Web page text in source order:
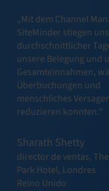
„Mit dem Channel
SiteMinder stiegen
durchschnittlicher
unsere Belegung und
Gesamteinnahmen,
Überbuchungen und
menschliches
reduzieren konnten.“
Sharath Shetty
director de ventas,
Park Hotel, Londres
Reino Unido